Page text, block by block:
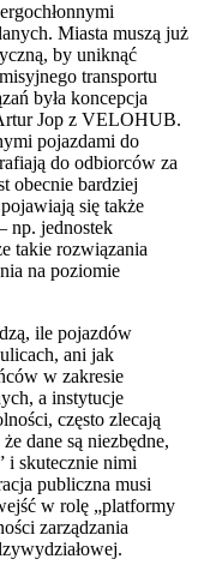
Miasta muszą już
by uniknąć
transportu
była koncepcja
Jop z VELOHUB.
pojazdami do
do odbiorców za
obecnie bardziej
się także
np. jednostek
takie rozwiązania
na poziomie
ile pojazdów
ani jak
w zakresie
a instytucje
często zlecają
dane są niezbędne,
i skutecznie nimi
publiczna musi
w rolę „platformy
zarządzania